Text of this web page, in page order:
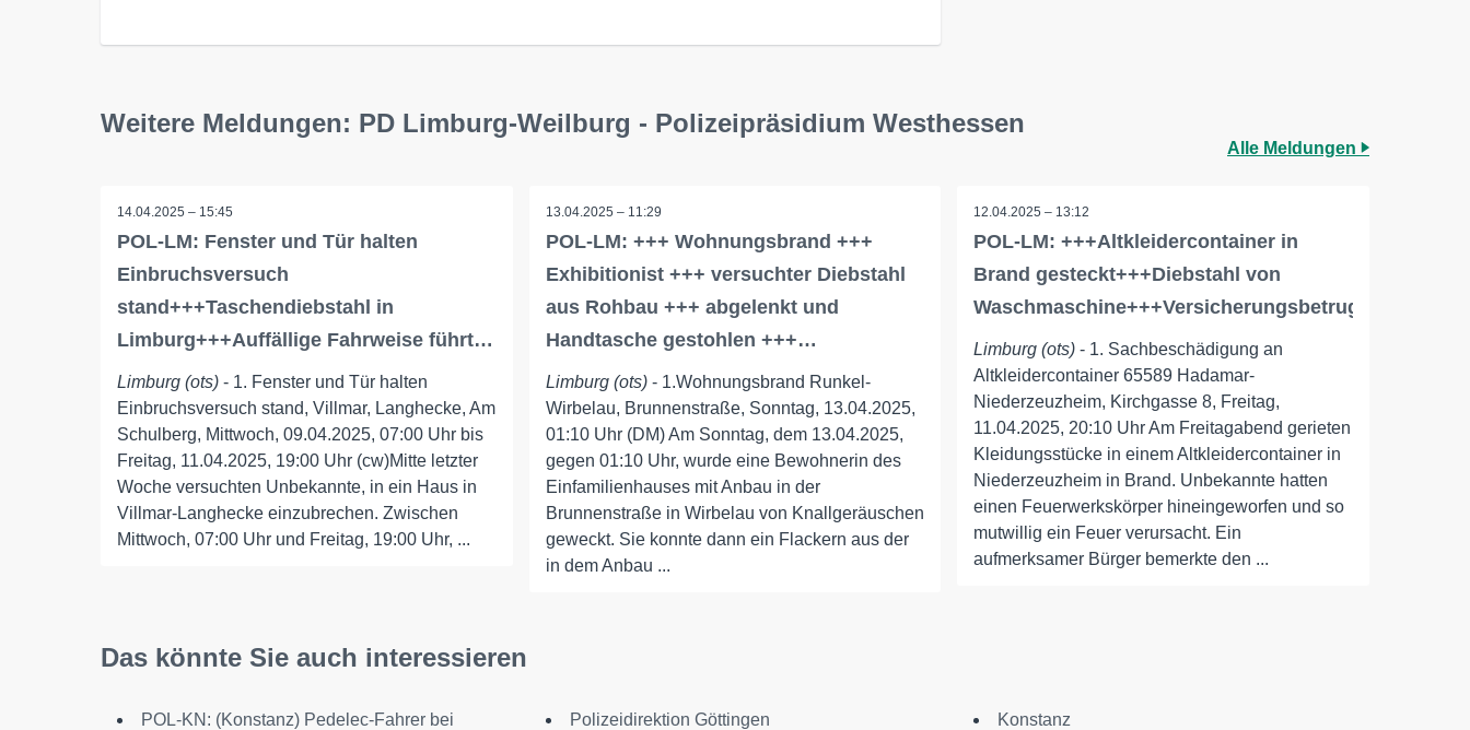
Weitere Meldungen: PD Limburg-Weilburg - Polizeipräsidium Westhessen
Alle Meldungen
14.04.2025 – 15:45
POL-LM: Fenster und Tür halten
Einbruchsversuch
stand+++Taschendiebstahl in
Limburg+++Auffällige Fahrweise führt…
Limburg (ots) - 1. Fenster und Tür halten
Einbruchsversuch stand, Villmar, Langhecke, Am
Schulberg, Mittwoch, 09.04.2025, 07:00 Uhr bis
Freitag, 11.04.2025, 19:00 Uhr (cw)Mitte letzter
Woche versuchten Unbekannte, in ein Haus in
Villmar-Langhecke einzubrechen. Zwischen
Mittwoch, 07:00 Uhr und Freitag, 19:00 Uhr, ...
13.04.2025 – 11:29
POL-LM: +++ Wohnungsbrand +++
Exhibitionist +++ versuchter Diebstahl
aus Rohbau +++ abgelenkt und
Handtasche gestohlen +++…
Limburg (ots)- 1.Wohnungsbrand Runkel-
Wirbelau, Brunnenstraße, Sonntag, 13.04.2025,
01:10 Uhr (DM) Am Sonntag, dem 13.04.2025,
gegen 01:10 Uhr, wurde eine Bewohnerin des
Einfamilienhauses mit Anbau in der
Brunnenstraße in Wirbelau von Knallgeräuschen
geweckt. Sie konnte dann ein Flackern aus der
in dem Anbau ...
12.04.2025 – 13:12
POL-LM: +++Altkleidercontainer in
Brand gesteckt+++Diebstahl von
Waschmaschine+++Versicherungsbetrug+++
Limburg (ots) - 1. Sachbeschädigung an
Altkleidercontainer 65589 Hadamar-
Niederzeuzheim, Kirchgasse 8, Freitag,
11.04.2025, 20:10 Uhr Am Freitagabend gerieten
Kleidungsstücke in einem Altkleidercontainer in
Niederzeuzheim in Brand. Unbekannte hatten
einen Feuerwerkskörper hineingeworfen und so
mutwillig ein Feuer verursacht. Ein
aufmerksamer Bürger bemerkte den ...
Das könnte Sie auch interessieren
POL-KN: (Konstanz) Pedelec-Fahrer bei
Polizeidirektion Göttingen Konstanz